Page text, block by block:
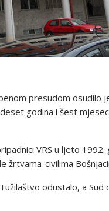
presudom osudilo
godina i šest
VRS u ljeto
žrtvama-civilima
odustalo, a